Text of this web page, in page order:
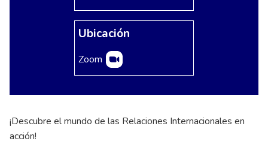
Ubicación
Zoom
¡Descubre el mundo de las Relaciones Internacionales en
acción!